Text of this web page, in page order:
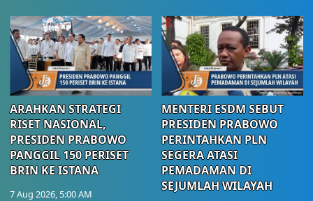
ARAHKAN STRATEGI
RISET NASIONAL,
PRESIDEN PRABOWO
PANGGIL 150 PERISET
BRIN KE ISTANA
7 Aug 2026, 5:00 AM
MENTERI ESDM SEBUT
PRESIDEN PRABOWO
PERINTAHKAN PLN
SEGERA ATASI
PEMADAMAN DI
SEJUMLAH WILAYAH